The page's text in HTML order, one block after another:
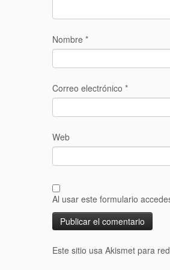
Nombre *
Correo electrónico *
Web
Al usar este formulario
Este sitio usa Akismet para